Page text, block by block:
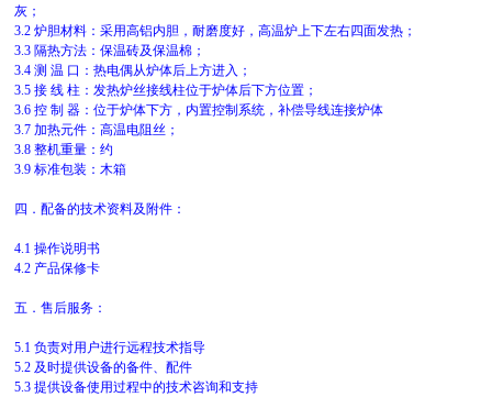
灰；
3.2 炉胆材料：采用高铝内胆，耐磨度好，高温炉上下左右四面发热；
3.3 隔热方法：保温砖及保温棉；
3.4 测 温 口：热电偶从炉体后上方进入；
3.5 接 线 柱：发热炉丝接线柱位于炉体后下方位置；
3.6 控 制 器：位于炉体下方，内置控制系统，补偿导线连接炉体
3.7 加热元件：高温电阻丝；
3.8 整机重量：约
3.9 标准包装：木箱
四．配备的技术资料及附件：
4.1 操作说明书
4.2 产品保修卡
五．售后服务：
5.1 负责对用户进行远程技术指导
5.2 及时提供设备的备件、配件
5.3 提供设备使用过程中的技术咨询和支持